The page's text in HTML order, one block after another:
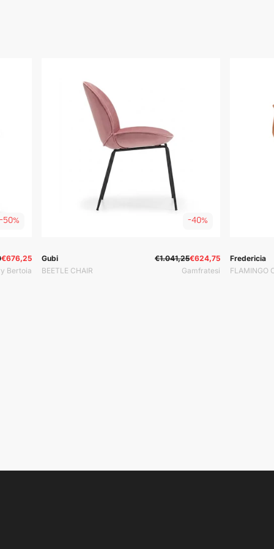
-50%
€676,25
Bertoia
-40%
Prodavač:
Gubi
BEETLE CHAIR
Prodavač:
€1.041,25€624,75
Gamfratesi
Prodavač:
Fredericia
FLAMINGO